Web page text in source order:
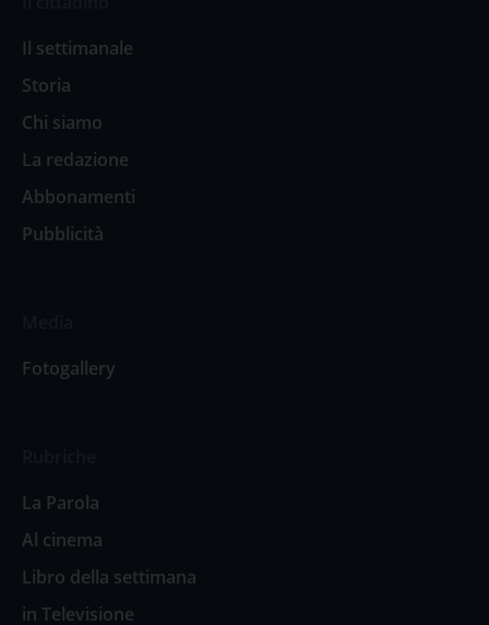
Il settimanale
Storia
Chi siamo
La redazione
Abbonamenti
Pubblicità
Fotogallery
La Parola
Al cinema
Libro della settimana
in Televisione